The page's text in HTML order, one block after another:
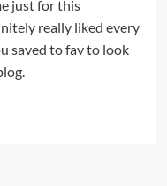
just for this
really liked every
saved to fav to look